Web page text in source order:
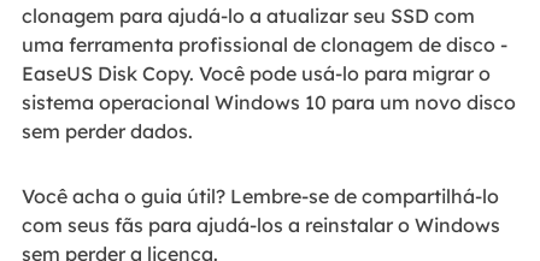
clonagem para ajudá-lo a atualizar seu SSD com
uma ferramenta profissional de clonagem de disco -
EaseUS Disk Copy. Você pode usá-lo para migrar o
sistema operacional Windows 10 para um novo disco
sem perder dados.
Você acha o guia útil? Lembre-se de compartilhá-lo
com seus fãs para ajudá-los a reinstalar o Windows
sem perder a licença.